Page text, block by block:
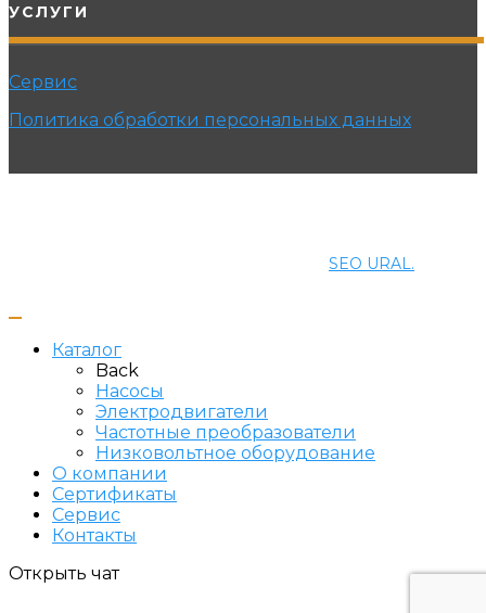
УСЛУГИ
Сервис
Политика обработки персональных данных
SEO URAL.
Каталог
Back
Насосы
Электродвигатели
Частотные преобразователи
Низковольтное оборудование
О компании
Сертификаты
Сервис
Контакты
Открыть чат